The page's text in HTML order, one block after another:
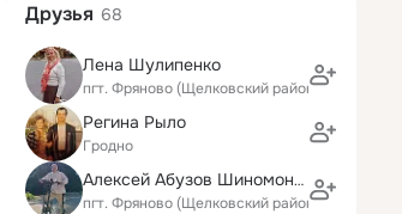
Друзья 68
Лена Шулипенко
пгт. Фряново (Щелковский район)
Регина Рыло
Гродно
Алексей Абузов ШиномонтажФряново
пгт. Фряново (Щелковский район)